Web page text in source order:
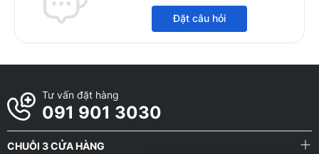
Đặt câu hỏi
Tư vấn đặt hàng
091 901 3030
CHUỖI 3 CỬA HÀNG